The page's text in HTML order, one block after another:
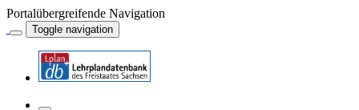
Portalübergreifende Navigation
Toggle navigation